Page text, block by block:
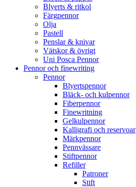
Blyerts & ritkol
Färgpennor
Olja
Pastell
Penslar & knivar
Vätskor & övrigt
Uni Posca Pennor
Pennor och finewriting
Pennor
Blyertspennor
Bläck- och kulpennor
Fiberpennor
Finewritning
Gelkulpennor
Kalligrafi och reservoar
Märkpennor
Pennvässare
Stiftpennor
Refiller
Patroner
Stift